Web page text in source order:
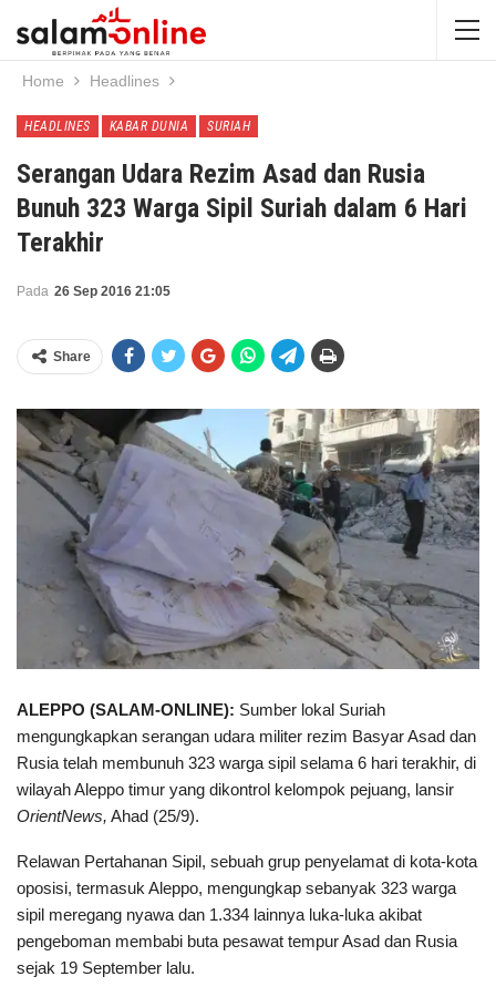
Home Headlines
HEADLINES KABAR DUNIA SURIAH
Serangan Udara Rezim Asad dan Rusia
Bunuh 323 Warga Sipil Suriah dalam 6 Hari
Terakhir
Pada 26 Sep 2016 21:05
Share
ALEPPO (SALAM-ONLINE): Sumber lokal Suriah
mengungkapkan serangan udara militer rezim Basyar Asad dan
Rusia telah membunuh 323 warga sipil selama 6 hari terakhir, di
wilayah Aleppo timur yang dikontrol kelompok pejuang, lansir
OrientNews, Ahad (25/9).
Relawan Pertahanan Sipil, sebuah grup penyelamat di kota-kota
oposisi, termasuk Aleppo, mengungkap sebanyak 323 warga
sipil meregang nyawa dan 1.334 lainnya luka-luka akibat
pengeboman membabi buta pesawat tempur Asad dan Rusia
sejak 19 September lalu.